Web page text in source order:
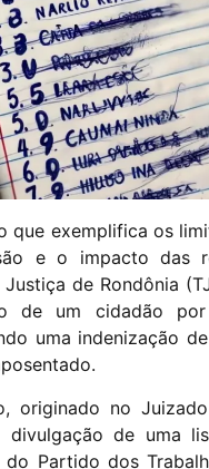
que exemplifica os
e o impacto das
de Rondônia
de um cidadão
uma indenização
originado no
divulgação de uma
do Partido dos